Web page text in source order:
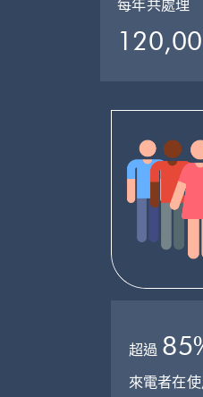
每年共處理
超過
來電者在